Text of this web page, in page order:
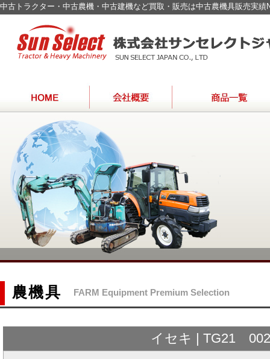
中古トラクター・中古農機・中古建機など買取・販売は中古農機具販売実
JAPAN
FARM
TRACTOR
CONSTRUCTION
MACHINERY
農機具 FARM Equipment Premium Selection
イセキ | TG21